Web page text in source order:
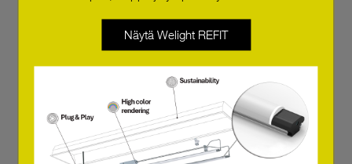
basicDIM Wireless UI BK
28005548
Näytä Welight REFIT